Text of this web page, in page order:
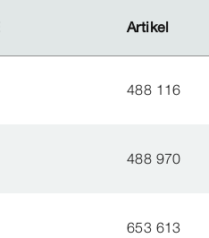
Artikel
Artikel
488 116
488 970
653 613